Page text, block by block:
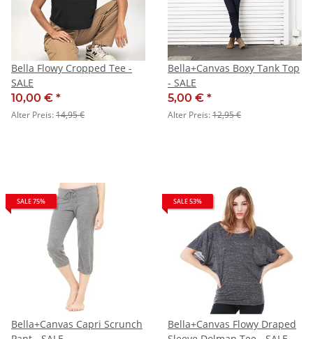
Bella Flowy Cropped Tee -
SALE
10,00 € *
Alter Preis:14,95 €
Bella+Canvas Boxy Tank Top
- SALE
5,00 € *
Alter Preis:12,95 €
SALE 75%
Bella+Canvas Capri Scrunch
SALE 53%
Bella+Canvas Flowy Draped